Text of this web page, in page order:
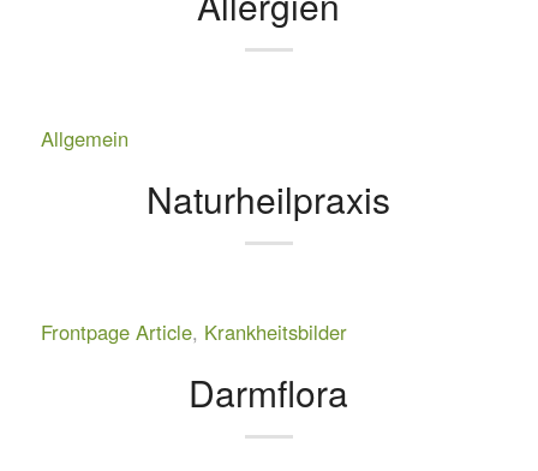
Allgemein
Naturheilpraxis
Frontpage Article, Krankheitsbilder
Darmflora